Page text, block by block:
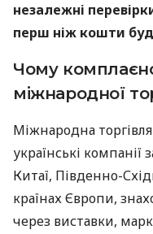
незалежні
перш ніж кошти
Чому
міжнародної
Міжнародна
українські
Китаї, Південно-
країнах Європи,
через виставки,